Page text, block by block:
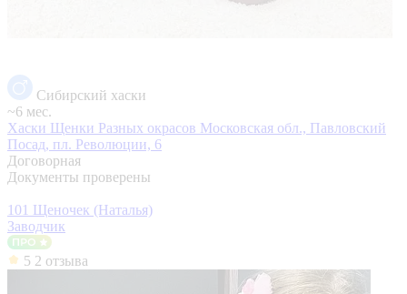
Сибирский хаски
~6 мес.
Хаски Щенки Разных окрасов Московская обл., Павловский
Посад, пл. Революции, 6
Договорная
Документы проверены
101 Щеночек (Наталья)
Заводчик
5 2 отзыва